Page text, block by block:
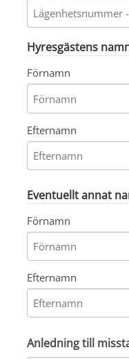
Hyresgästens
Förnamn
Efternamn
Eventuellt annat
Förnamn
Efternamn
Anledning till